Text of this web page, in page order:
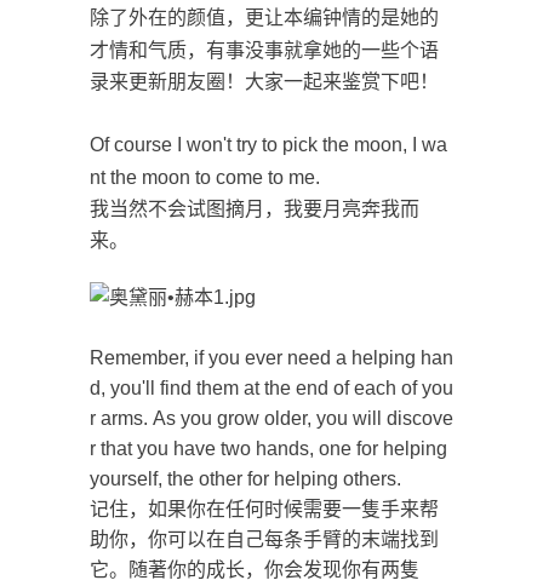
除了外在的颜值，更让本编钟情的是她的
才情和气质，有事没事就拿她的一些个语
录来更新朋友圈！大家一起来鉴赏下吧！
Of course I won't try to pick the moon, I wa
nt the moon to come to me.
我当然不会试图摘月，我要月亮奔我而
来。
Remember, if you ever need a helping han
d, you'll find them at the end of each of you
r arms. As you grow older, you will discove
r that you have two hands, one for helping
yourself, the other for helping others.
记住，如果你在任何时候需要一隻手来帮
助你，你可以在自己每条手臂的末端找到
它。随著你的成长，你会发现你有两隻